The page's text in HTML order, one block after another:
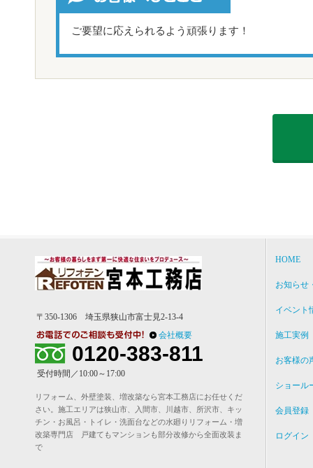
ご要望に応えられるよう頑張ります！
〒350-1306 埼玉県狭山市富士見2-13-4
会社概要
0120-383-811
受付時間／10:00～17:00
リフォーム、外壁塗装、増改築なら宮本工務店にお任せくだ
さい。施工エリアは狭山市、入間市、川越市、所沢市、キッ
チン・お風呂・トイレ・洗面台などの水廻りリフォーム・増
改築専門店 戸建てもマンションも部分改修から全面改装ま
で
HOME
お知らせ
イベント
施工実例
お客様の
ショール
会員登録
ログイン